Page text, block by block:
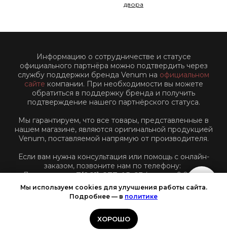
двора
Информацию о сотрудничестве и статусе
официального партнёра можно подтвердить через
службу поддержки бренда Venum на официальном
сайте компании. При необходимости вы можете
обратиться в поддержку бренда и получить
подтверждение нашего партнёрского статуса.
Мы гарантируем, что все товары, представленные в
нашем магазине, являются оригинальной продукцией
Venum, поставляемой напрямую от производителя.
Если вам нужна консультация или помощь с онлайн-
заказом, позвоните нам по телефону:
Для звонков:+7(961)-877-45-63(пн-пт: с 9:00 до
18:00 по Московскому времени)
Мы используем cookies для улучшения работы сайта.
Подробнее — в политике
ХОРОШО